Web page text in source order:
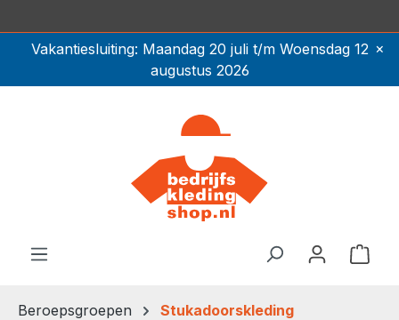
Vakantiesluiting: Maandag 20 juli t/m Woensdag 12
augustus 2026
×
Beroepsgroepen Stukadoorskleding